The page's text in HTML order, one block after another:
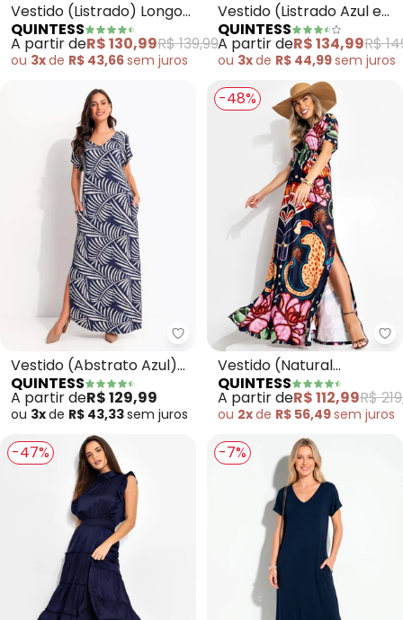
Vestido (Listrado) Longo
Soltinho com Fenda
QUINTESS
A partir deR$ 130,99R$ 139,99
ou 3xde R$ 43,66sem juros
Vestido (Listrado Azul e
Branco) em Canelado
QUINTESS
A partir deR$ 134,99R$
ou 3xde R$ 44,99sem juros
Quintess - Vestido (Abstrato
Vestido (Abstrato Azul)
em Malha de Viscose
QUINTESS
A partir deR$ 129,99
ou 3xde R$ 43,33sem juros
-48%
Vestido (Natural
Tropical) em Malha Fria
QUINTESS
A partir deR$ 112,99R$
ou 2xde R$ 56,49sem juros
-47% -7%